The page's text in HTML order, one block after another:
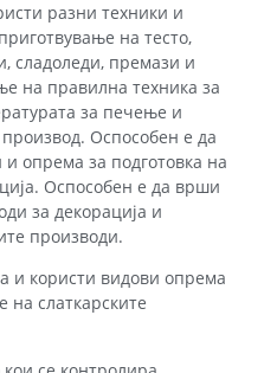
разни техники и
на тесто,
сладоледи, премази и
на правилна техника за
за печење и
Оспособен е да
опрема за подготовка на
Оспособен е да врши
за декорација и
производи.
и користи видови опрема
слаткарските